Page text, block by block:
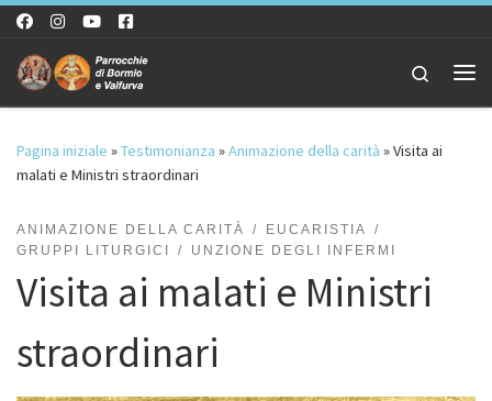
Passa al contenuto
Search
Pagina iniziale »Testimonianza »Animazione della carità »Visita ai
malati e Ministri straordinari
ANIMAZIONE DELLA CARITÀ
EUCARISTIA
GRUPPI LITURGICI
UNZIONE DEGLI INFERMI
Visita ai malati e Ministri
straordinari